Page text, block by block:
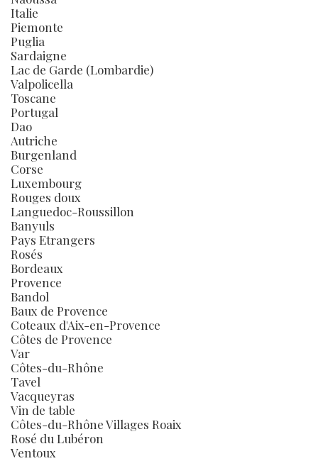
Italie
Piemonte
Puglia
Sardaigne
Lac de Garde (Lombardie)
Valpolicella
Toscane
Portugal
Dao
Autriche
Burgenland
Corse
Luxembourg
Rouges doux
Languedoc-Roussillon
Banyuls
Pays Etrangers
Rosés
Bordeaux
Provence
Bandol
Baux de Provence
Coteaux d'Aix-en-Provence
Côtes de Provence
Var
Côtes-du-Rhône
Tavel
Vacqueyras
Vin de table
Côtes-du-Rhône Villages Roaix
Rosé du Lubéron
Ventoux